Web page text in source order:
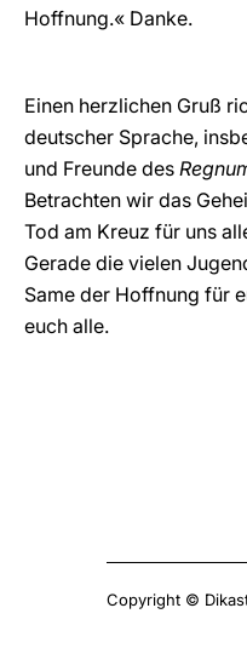
Hoffnung.« Danke.
Einen herzlichen Gruß
deutscher Sprache,
und Freunde des
Betrachten wir das
Tod am Kreuz für uns
Gerade die vielen
Same der Hoffnung für
euch alle.
Copyright ©